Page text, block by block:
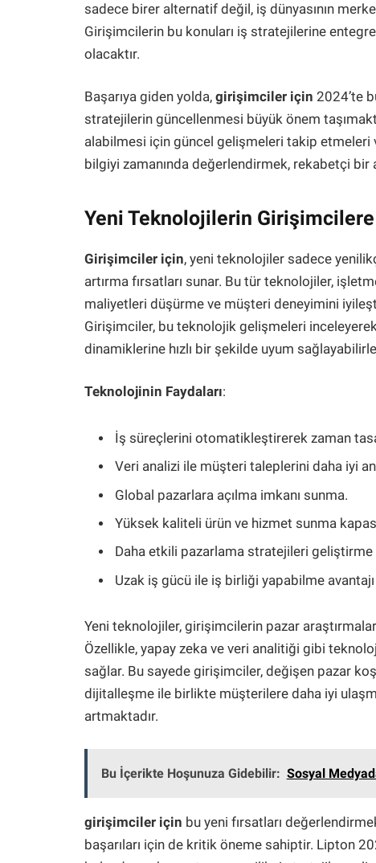
sadece birer alternatif değil, iş dünyasının
Girişimcilerin bu konuları iş stratejilerine
olacaktır.
Başarıya giden yolda,girişimciler için 2024’te
stratejilerin güncellenmesi büyük önem
alabilmesi için güncel gelişmeleri takip etmeleri
bilgiyi zamanında değerlendirmek, rekabetçi bir
Yeni Teknolojilerin Girişimcilere
Girişimciler için, yeni teknolojiler sadece
artırma fırsatları sunar. Bu tür teknolojiler,
maliyetleri düşürme ve müşteri deneyimini
Girişimciler, bu teknolojik gelişmeleri
dinamiklerine hızlı bir şekilde uyum
Teknolojinin Faydaları:
İş süreçlerini otomatikleştirerek zaman
Veri analizi ile müşteri taleplerini daha iyi
Global pazarlara açılma imkanı sunma.
Yüksek kaliteli ürün ve hizmet sunma
Daha etkili pazarlama stratejileri geliştirme
Uzak iş gücü ile iş birliği yapabilme
Yeni teknolojiler, girişimcilerin pazar
Özellikle, yapay zeka ve veri analitiği gibi
sağlar. Bu sayede girişimciler, değişen pazar
dijitalleşme ile birlikte müşterilere daha iyi
artmaktadır.
Bu İçerikte Hoşunuza Gidebilir: Sosyal
girişimciler için bu yeni fırsatları
başarıları için de kritik öneme sahiptir. Lipton